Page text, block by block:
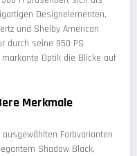
Designelementen.
und Shelby American
durch seine 950 PS
Optik die Blicke auf
Merkmale
Farbvarianten
Shadow Black,